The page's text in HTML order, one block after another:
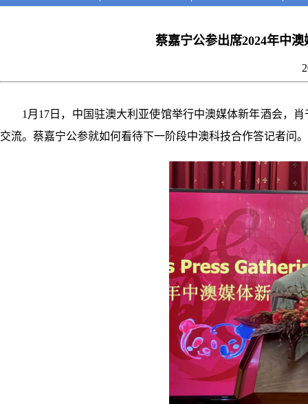
蔡嘉宁公参出席2024年中
1月17日，中国驻澳大利亚使馆举行中澳媒体新年酒会，肖
交流。蔡嘉宁公参就如何看待下一阶段中澳科技合作答记者问。